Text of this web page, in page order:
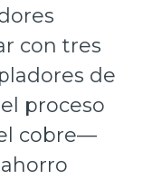
con tres
de
proceso
cobre—